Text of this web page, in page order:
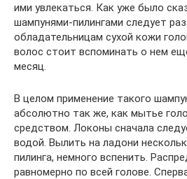
ими увлекаться. Как уже было
шампунями-пилингами следует
обладательницам сухой кожи
волос стоит вспоминать о нем
месяц.
В целом применение такого
абсолютно так же, как мытье
средством. Локоны сначала
водой. Вылить на ладони
пилинга, немного вспенить.
равномерно по всей голове.